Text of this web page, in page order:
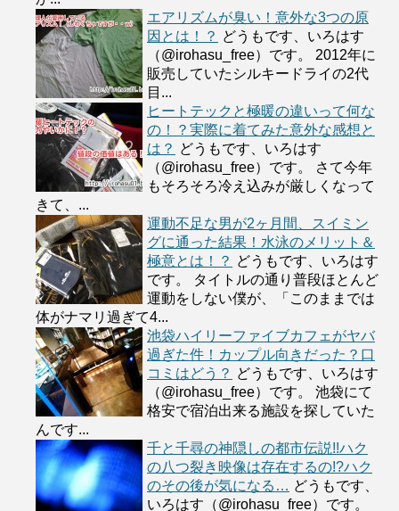
エアリズムが臭い！意外な3つの原
因とは！？ どうもです、いろはす
（@irohasu_free）です。 2012年に
販売していたシルキードライの2代
目...
ヒートテックと極暖の違いって何な
の！？実際に着てみた意外な感想と
は？ どうもです、いろはす
（@irohasu_free）です。 さて今年
もそろそろ冷え込みが厳しくなって
きて、...
運動不足な男が2ヶ月間、スイミン
グに通った結果！水泳のメリット＆
極意とは！？ どうもです、いろはす
です。 タイトルの通り普段ほとんど
運動をしない僕が、「このままでは
体がナマリ過ぎて4...
池袋ハイリーファイブカフェがヤバ
過ぎた件！カップル向きだった？口
コミはどう？ どうもです、いろはす
（@irohasu_free）です。 池袋にて
格安で宿泊出来る施設を探していた
んです...
千と千尋の神隠しの都市伝説!!ハク
の八つ裂き映像は存在するの!?ハク
のその後が気になる… どうもです、
いろはす（@irohasu_free）です。